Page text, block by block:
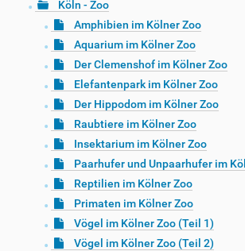
Köln - Zoo
Amphibien im Kölner Zoo
Aquarium im Kölner Zoo
Der Clemenshof im Kölner Zoo
Elefantenpark im Kölner Zoo
Der Hippodom im Kölner Zoo
Raubtiere im Kölner Zoo
Insektarium im Kölner Zoo
Paarhufer und Unpaarhufer im
Reptilien im Kölner Zoo
Primaten im Kölner Zoo
Vögel im Kölner Zoo (Teil 1)
Vögel im Kölner Zoo (Teil 2)